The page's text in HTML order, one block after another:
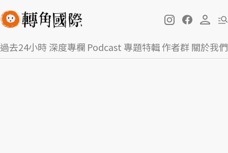
過去24小時深度專欄 Podcast 專題特輯作者群關於我們